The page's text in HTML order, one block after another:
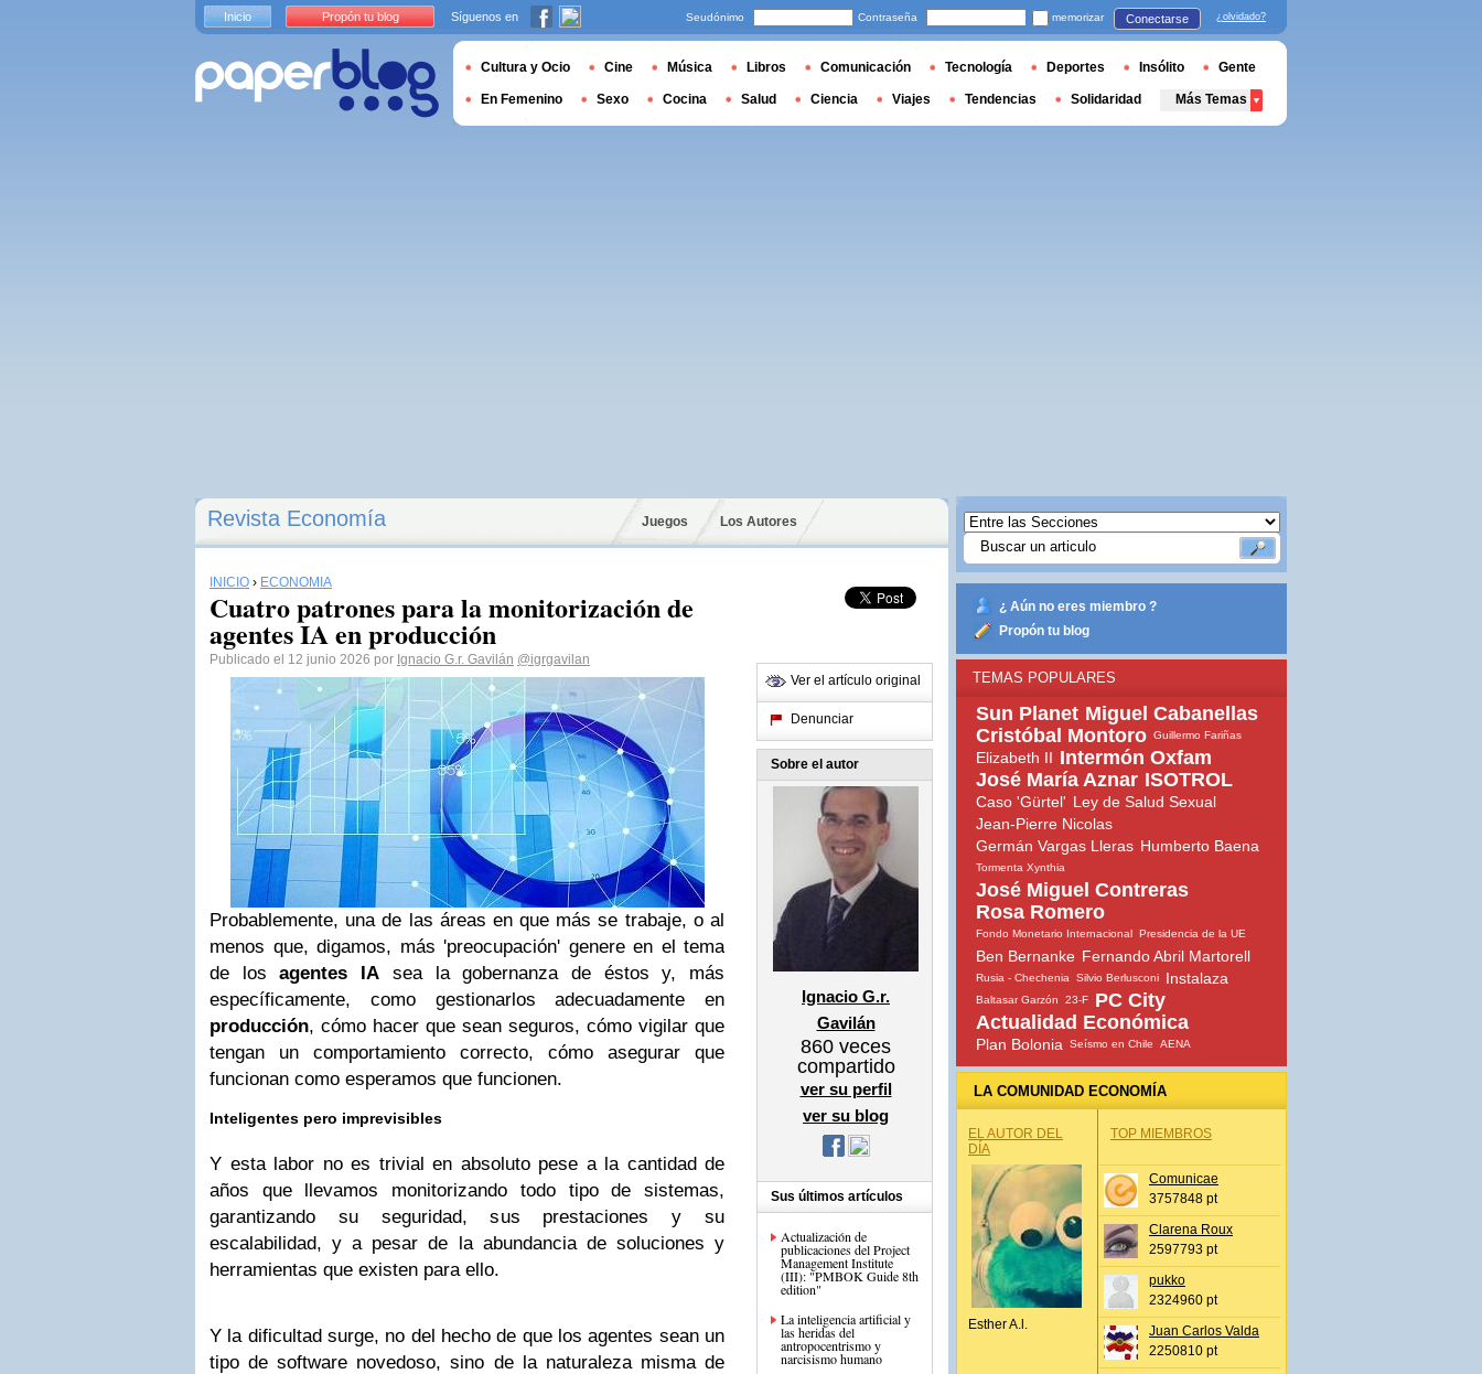
Revista Economía Juegos Los Autores
INICIO › ECONOMÍA
Cuatro patrones para la monitorización de
agentes IA en producción
Publicado el 12 junio 2026 por Ignacio G.r. Gavilán @igrgavilan
Probablemente, una de las áreas en que más se trabaje, o al
menos que, digamos, más 'preocupación' genere en el tema
de losagentes IA sea la gobernanza de éstos y, más
específicamente, como gestionarlos adecuadamente en
producción, cómo hacer que sean seguros, cómo vigilar que
tengan un comportamiento correcto, cómo asegurar que
funcionan como esperamos que funcionen.
Inteligentes pero imprevisibles
Y esta labor no es trivial en absoluto pese a la cantidad de
años que llevamos monitorizando todo tipo de sistemas,
garantizando su seguridad, sus prestaciones y su
escalabilidad, y a pesar de la abundancia de soluciones y
herramientas que existen para ello.
Y la dificultad surge, no del hecho de que los agentes sean un
tipo de software novedoso, sino de la naturaleza misma de
Ver el artículo original
Denunciar
Sobre el autor
Ignacio G.r.
Gavilán
860 veces
compartido
ver su perfil
ver su blog
Sus últimos artículos
Actualización de
publicaciones del Project
Management Institute
(III): "PMBOK Guide 8th
edition"
La inteligencia artificial y
las heridas del
antropocentrismo y
narcisismo humano
¿ Aún no eres miembro ?
Propón tu blog
TEMAS POPULARES
Sun Planet Miguel Cabanellas
Cristóbal Montoro Guillermo Fariñas
Elizabeth II Intermón Oxfam
José María Aznar ISOTROL
Caso 'Gürtel' Ley de Salud Sexual
Jean-Pierre Nicolas
Germán Vargas Lleras Humberto Baena
Tormenta Xynthia
José Miguel Contreras
Rosa Romero
Fondo Monetario Internacional Presidencia de la UE
Ben Bernanke Fernando Abril Martorell
Rusia - Chechenia Silvio Berlusconi Instalaza
Baltasar Garzón 23-F
PC City
Actualidad Económica
Plan Bolonia Seísmo en Chile AENA
LA COMUNIDAD ECONOMÍA
EL AUTOR DEL
DÍA
Esther A.l.
TOP MIEMBROS
Comunicae
3757848 pt
Clarena Roux
2597793 pt
pukko
2324960 pt
Juan Carlos Valda
2250810 pt
Inicio Propón tu blog Síguenos en Seudónimo Contraseña memorizar Conectarse ¿olvidado?
Cultura y Ocio Cine Música Libros Comunicación Tecnología Deportes Insólito Gente
En Femenino Sexo Cocina Salud Ciencia Viajes Tendencias Solidaridad Más Temas